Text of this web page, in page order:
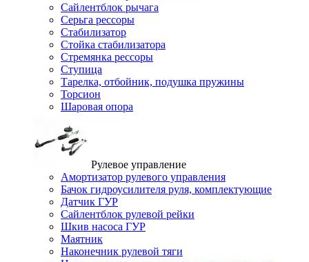
Сайлентблок рычага
Серьга рессоры
Стабилизатор
Стойка стабилизатора
Стремянка рессоры
Ступица
Тарелка, отбойник, подушка пружины
Торсион
Шаровая опора
Рулевое управление
Амортизатор рулевого управления
Бачок гидроусилителя руля, комплектующие
Датчик ГУР
Сайлентблок рулевой рейки
Шкив насоса ГУР
Маятник
Наконечник рулевой тяги